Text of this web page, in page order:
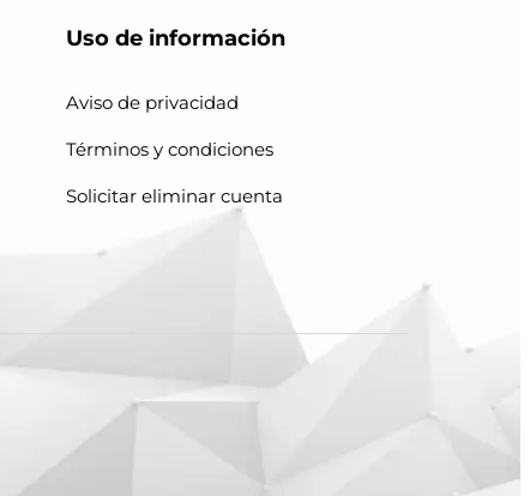
Uso de información
Aviso de privacidad
Términos y condiciones
Solicitar eliminar cuenta